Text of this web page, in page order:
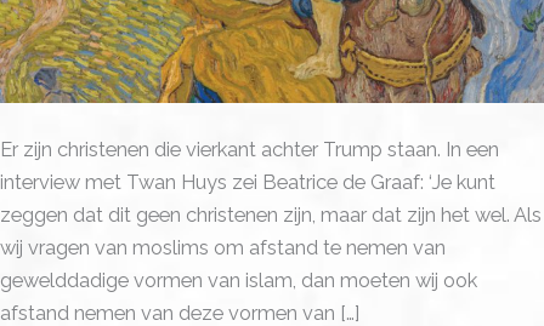
Er zijn christenen die vierkant achter Trump staan. In een
interview met Twan Huys zei Beatrice de Graaf: ‘Je kunt
zeggen dat dit geen christenen zijn, maar dat zijn het wel. Als
wij vragen van moslims om afstand te nemen van
gewelddadige vormen van islam, dan moeten wij ook
afstand nemen van deze vormen van […]